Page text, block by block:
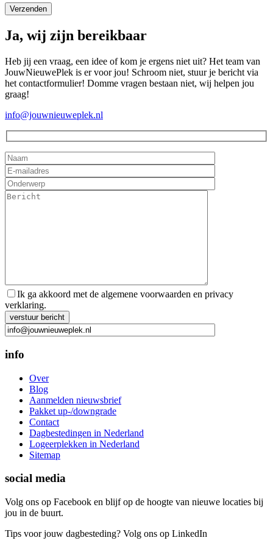
Ja, wij zijn bereikbaar
Heb jij een vraag, een idee of kom je ergens niet uit? Het team van
JouwNieuwePlek is er voor jou! Schroom niet, stuur je bericht via
het contactformulier! Domme vragen bestaan niet, wij helpen jou
graag!
info@jouwnieuweplek.nl
Ik ga akkoord met de algemene voorwaarden en privacy
verklaring.
Gelieve dit veld leeg te laten.
info
Over
Blog
Aanmelden nieuwsbrief
Pakket up-/downgrade
Contact
Dagbestedingen in Nederland
Logeerplekken in Nederland
Sitemap
social media
Volg ons op Facebook en blijf op de hoogte van nieuwe locaties bij
jou in de buurt.
Tips voor jouw dagbesteding? Volg ons op LinkedIn